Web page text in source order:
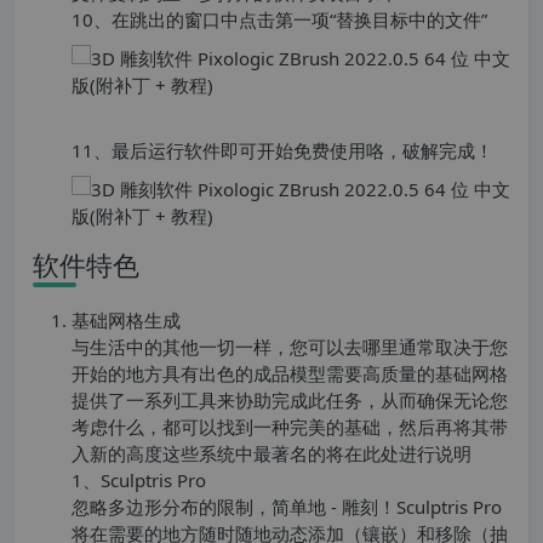
10、在跳出的窗口中点击第一项“替换目标中的文件”
11、最后运行软件即可开始免费使用咯，破解完成！
软件特色
基础网格生成
与生活中的其他一切一样，您可以去哪里通常取决于您
开始的地方具有出色的成品模型需要高质量的基础网格
提供了一系列工具来协助完成此任务，从而确保无论您
考虑什么，都可以找到一种完美的基础，然后再将其带
入新的高度这些系统中最著名的将在此处进行说明
1、Sculptris Pro
忽略多边形分布的限制，简单地 - 雕刻！Sculptris Pro
将在需要的地方随时随地动态添加（镶嵌）和移除（抽